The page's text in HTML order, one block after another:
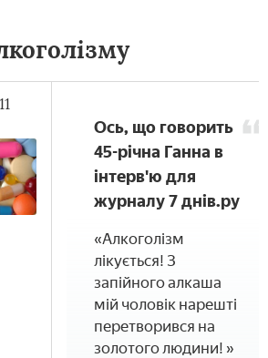
Ось, що говорить
45-річна Ганна в
інтерв'ю для
журналу 7 днів.ру
«Алкоголізм
лікується! З
запійного алкаша
мій чоловік нарешті
перетворився на
золотого людини! »